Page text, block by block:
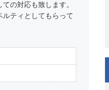
の対応も致します。
ルティとしてもらって